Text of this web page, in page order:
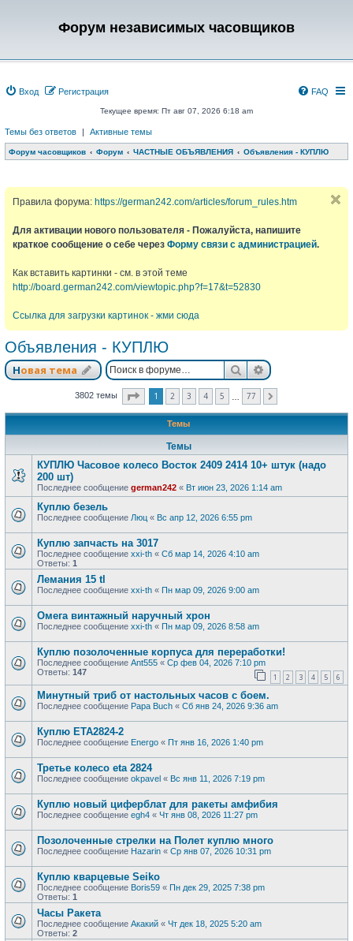
Форум независимых часовщиков
Вход Регистрация FAQ
Текущее время: Пт авг 07, 2026 6:18 am
Темы без ответов | Активные темы
Форум часовщиков Форум ЧАСТНЫЕ ОБЪЯВЛЕНИЯ Объявления - КУПЛЮ
Правила форума: https://german242.com/articles/forum_rules.htm
Для активации нового пользователя - Пожалуйста, напишите
краткое сообщение о себе через Форму связи с администрацией.
Как вставить картинки - см. в этой теме
http://board.german242.com/viewtopic.php?f=17&t=52830
Ссылка для загрузки картинок - жми сюда
Объявления - КУПЛЮ
Новая тема ПоискРасширенный
3802 темы Страница из
1 2 3 4 5 77
Темы
Темы
КУПЛЮ Часовое колесо Восток 2409 2414 10+ штук (надо
200 шт)
Последнее сообщение german242 « Вт июн 23, 2026 1:14 am
Куплю безель
Последнее сообщение Люц « Вс апр 12, 2026 6:55 pm
Куплю запчасть на 3017
Последнее сообщение xxi-th « Сб мар 14, 2026 4:10 am
Ответы: 1
Лемания 15 tl
Последнее сообщение xxi-th « Пн мар 09, 2026 9:00 am
Омега винтажный наручный хрон
Последнее сообщение xxi-th « Пн мар 09, 2026 8:58 am
Куплю позолоченные корпуса для переработки!
Последнее сообщение Ant555 « Ср фев 04, 2026 7:10 pm
Ответы: 147 1 2 3 4 5 6
Минутный триб от настольных часов с боем.
Последнее сообщение Papa Buch « Сб янв 24, 2026 9:36 am
Куплю ЕТА2824-2
Последнее сообщение Energo « Пт янв 16, 2026 1:40 pm
Третье колесо eta 2824
Последнее сообщение okpavel « Вс янв 11, 2026 7:19 pm
Куплю новый циферблат для ракеты амфибия
Последнее сообщение egh4 « Чт янв 08, 2026 11:27 pm
Позолоченные стрелки на Полет куплю много
Последнее сообщение Hazarin « Ср янв 07, 2026 10:31 pm
Куплю кварцевые Seiko
Последнее сообщение Boris59 « Пн дек 29, 2025 7:38 pm
Ответы: 1
Часы Ракета
Последнее сообщение Акакий « Чт дек 18, 2025 5:20 am
Ответы: 2